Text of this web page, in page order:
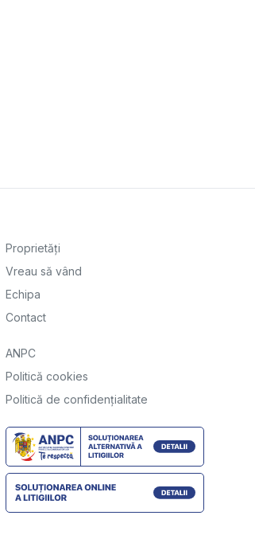
Proprietăți
Vreau să vând
Echipa
Contact
ANPC
Politică cookies
Politică de confidențialitate